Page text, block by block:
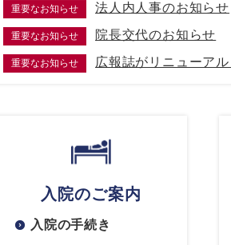
重要なお知らせ
法人内人事のお知らせ
重要なお知らせ
院長交代のお知らせ
重要なお知らせ 広報誌がリニューアル
入院のご案内
入院の手続き